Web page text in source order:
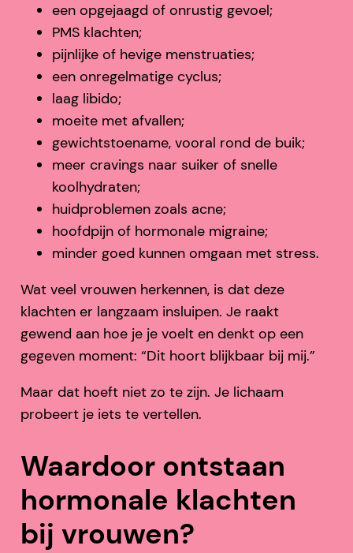
een opgejaagd of onrustig gevoel;
PMS klachten;
pijnlijke of hevige menstruaties;
een onregelmatige cyclus;
laag libido;
moeite met afvallen;
gewichtstoename, vooral rond de buik;
meer cravings naar suiker of snelle
koolhydraten;
huidproblemen zoals acne;
hoofdpijn of hormonale migraine;
minder goed kunnen omgaan met stress.
Wat veel vrouwen herkennen, is dat deze
klachten er langzaam insluipen. Je raakt
gewend aan hoe je je voelt en denkt op een
gegeven moment: “Dit hoort blijkbaar bij mij.”
Maar dat hoeft niet zo te zijn. Je lichaam
probeert je iets te vertellen.
Waardoor ontstaan
hormonale klachten
bij vrouwen?